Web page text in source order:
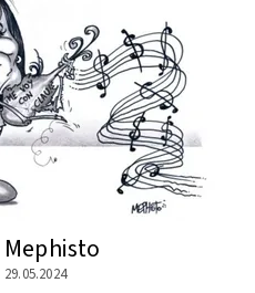
Mephisto
29.05.2024